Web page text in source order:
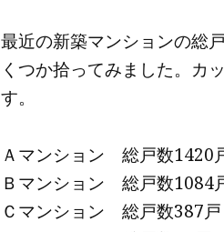
最近の新築マンションの総
くつか拾ってみました。カ
す。
Ａマンション 総戸数
Ｂマンション 総戸数
Ｃマンション 総戸数387